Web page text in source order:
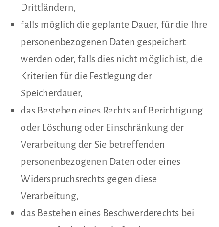
Drittländern,
falls möglich die geplante Dauer, für die Ihre
personenbezogenen Daten gespeichert
werden oder, falls dies nicht möglich ist, die
Kriterien für die Festlegung der
Speicherdauer,
das Bestehen eines Rechts auf Berichtigung
oder Löschung oder Einschränkung der
Verarbeitung der Sie betreffenden
personenbezogenen Daten oder eines
Widerspruchsrechts gegen diese
Verarbeitung,
das Bestehen eines Beschwerderechts bei